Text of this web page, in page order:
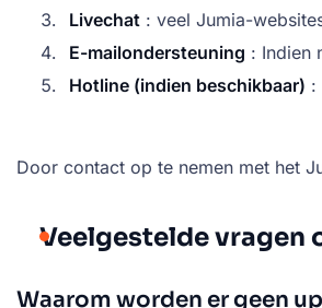
Livechat : veel Jumia-
E-mailondersteuning : Indien
Hotline (indien beschikbaar) :
Door contact op te nemen met het
Veelgestelde vragen
Waarom worden er geen